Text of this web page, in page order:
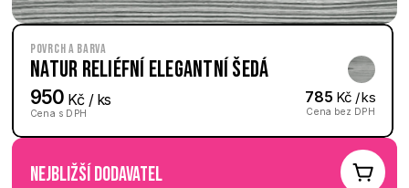
Povrch a barva
Natur reliéfní Elegantní šedá
950 Kč / ks
Cena s DPH
785 Kč / ks
Cena bez DPH
nejbližší dodavatel